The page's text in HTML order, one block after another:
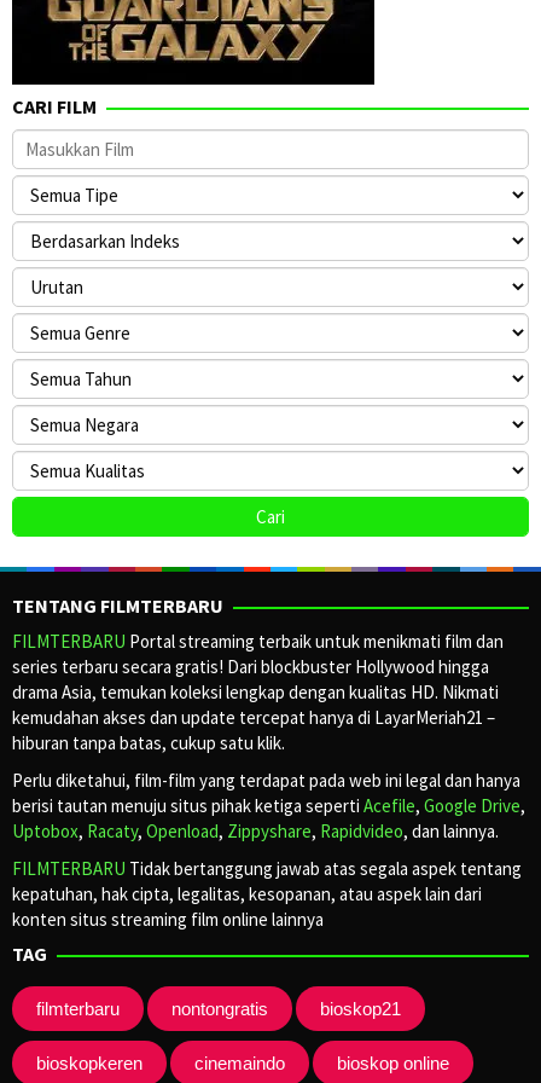
CARI FILM
TENTANG FILMTERBARU
FILMTERBARU Portal streaming terbaik untuk menikmati film dan
series terbaru secara gratis! Dari blockbuster Hollywood hingga
drama Asia, temukan koleksi lengkap dengan kualitas HD. Nikmati
kemudahan akses dan update tercepat hanya di LayarMeriah21 –
hiburan tanpa batas, cukup satu klik.
Perlu diketahui, film-film yang terdapat pada web ini legal dan hanya
berisi tautan menuju situs pihak ketiga seperti Acefile, Google Drive,
Uptobox, Racaty, Openload, Zippyshare, Rapidvideo, dan lainnya.
FILMTERBARU Tidak bertanggung jawab atas segala aspek tentang
kepatuhan, hak cipta, legalitas, kesopanan, atau aspek lain dari
konten situs streaming film online lainnya
TAG
filmterbaru nontongratis bioskop21
bioskopkeren cinemaindo bioskop online